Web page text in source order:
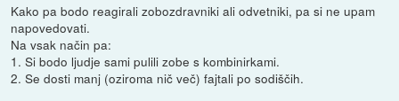
Kako pa bodo reagirali zobozdravniki ali odvetniki, pa si ne upam
napovedovati.
Na vsak način pa:
1. Si bodo ljudje sami pulili zobe s kombinirkami.
2. Se dosti manj (oziroma nič več) fajtali po sodiščih.